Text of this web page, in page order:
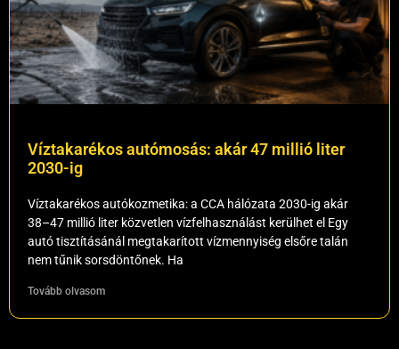
Víztakarékos autómosás: akár 47 millió liter
2030-ig
Víztakarékos autókozmetika: a CCA hálózata 2030-ig akár
38–47 millió liter közvetlen vízfelhasználást kerülhet el Egy
autó tisztításánál megtakarított vízmennyiség elsőre talán
nem tűnik sorsdöntőnek. Ha
Tovább olvasom